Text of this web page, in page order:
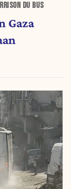
DU BUS
Gaza